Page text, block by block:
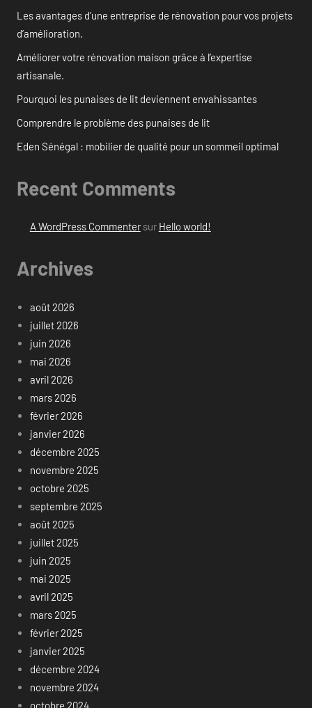
Les avantages d’une entreprise de rénovation pour vos projets
d’amélioration.
Améliorer votre rénovation maison grâce à l’expertise
artisanale.
Pourquoi les punaises de lit deviennent envahissantes
Comprendre le problème des punaises de lit
Eden Sénégal : mobilier de qualité pour un sommeil optimal
Recent Comments
A WordPress Commentersur Hello world!
Archives
août 2026
juillet 2026
juin 2026
mai 2026
avril 2026
mars 2026
février 2026
janvier 2026
décembre 2025
novembre 2025
octobre 2025
septembre 2025
août 2025
juillet 2025
juin 2025
mai 2025
avril 2025
mars 2025
février 2025
janvier 2025
décembre 2024
novembre 2024
octobre 2024